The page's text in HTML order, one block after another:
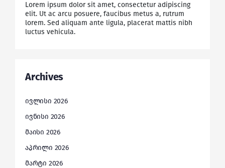
Lorem ipsum dolor sit amet, consectetur adipiscing
elit. Ut ac arcu posuere, faucibus metus a, rutrum
lorem. Sed aliquam ante ligula, placerat mattis nibh
luctus vehicula.
Archives
ივლისი 2026
ივნისი 2026
მაისი 2026
აპრილი 2026
მარტი 2026